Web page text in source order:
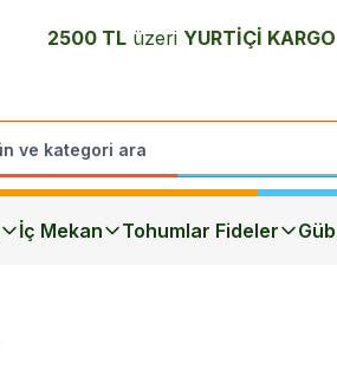
2500 TL üzeri YURTİÇİ KARGO
İç Mekan Tohumlar Fideler